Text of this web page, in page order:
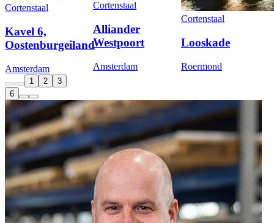
Cortenstaal
Kavel 6,
Oostenburgeiland
Amsterdam
Cortenstaal
Alliander
Westpoort
Amsterdam
Cortenstaal
Looskade
Roermond
1 2
3
6